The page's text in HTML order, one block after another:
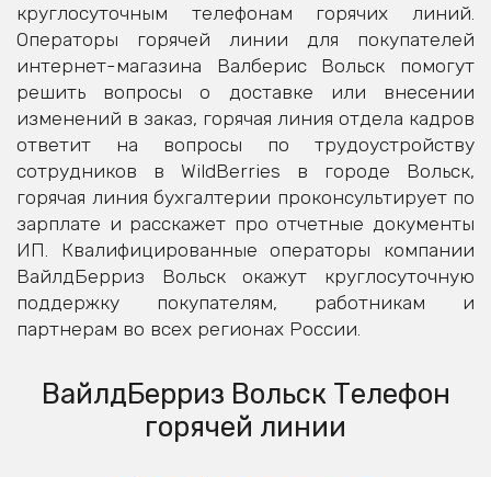
круглосуточным телефонам горячих линий.
Операторы горячей линии для покупателей
интернет-магазина Валберис Вольск помогут
решить вопросы о доставке или внесении
изменений в заказ, горячая линия отдела кадров
ответит на вопросы по трудоустройству
сотрудников в WildBerries в городе Вольск,
горячая линия бухгалтерии проконсультирует по
зарплате и расскажет про отчетные документы
ИП. Квалифицированные операторы компании
ВайлдБерриз Вольск окажут круглосуточную
поддержку покупателям, работникам и
партнерам во всех регионах России.
ВайлдБерриз Вольск Телефон
горячей линии